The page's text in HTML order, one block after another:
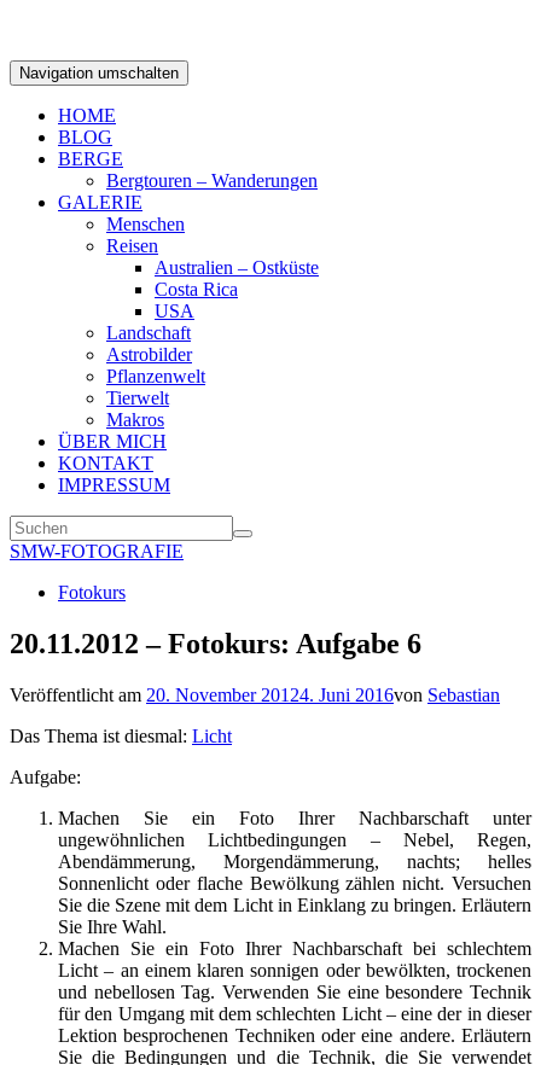
Navigation umschalten
HOME
BLOG
BERGE
Bergtouren – Wanderungen
GALERIE
Menschen
Reisen
Australien – Ostküste
Costa Rica
USA
Landschaft
Astrobilder
Pflanzenwelt
Tierwelt
Makros
ÜBER MICH
KONTAKT
IMPRESSUM
SMW-FOTOGRAFIE
Fotokurs
20.11.2012 – Fotokurs: Aufgabe 6
Veröffentlicht am 20. November 20124. Juni 2016von Sebastian
Das Thema ist diesmal: Licht
Aufgabe:
Machen Sie ein Foto Ihrer Nachbarschaft unter
ungewöhnlichen Lichtbedingungen – Nebel, Regen,
Abendämmerung, Morgendämmerung, nachts; helles
Sonnenlicht oder flache Bewölkung zählen nicht. Versuchen
Sie die Szene mit dem Licht in Einklang zu bringen. Erläutern
Sie Ihre Wahl.
Machen Sie ein Foto Ihrer Nachbarschaft bei schlechtem
Licht – an einem klaren sonnigen oder bewölkten, trockenen
und nebellosen Tag. Verwenden Sie eine besondere Technik
für den Umgang mit dem schlechten Licht – eine der in dieser
Lektion besprochenen Techniken oder eine andere. Erläutern
Sie die Bedingungen und die Technik, die Sie verwendet